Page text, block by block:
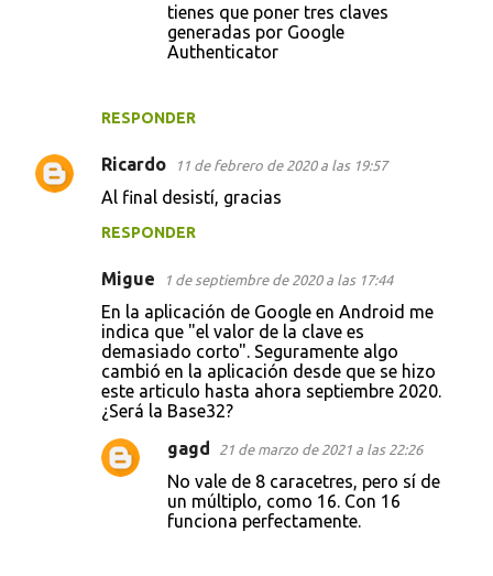
RESPONDER
tienes que poner tres claves
generadas por Google
Authenticator
Ricardo 11 de febrero de 2020 a las 19:57
Al final desistí, gracias
RESPONDER
Migue 1 de septiembre de 2020 a las 17:44
En la aplicación de Google en Android me
indica que "el valor de la clave es
demasiado corto". Seguramente algo
cambió en la aplicación desde que se hizo
este articulo hasta ahora septiembre 2020.
¿Será la Base32?
gagd 21 de marzo de 2021 a las 22:26
No vale de 8 caracetres, pero sí de
un múltiplo, como 16. Con 16
funciona perfectamente.